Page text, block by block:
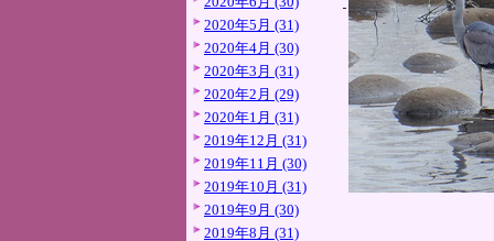
2020年5月 (31)
2020年4月 (30)
2020年3月 (31)
2020年2月 (29)
2020年1月 (31)
2019年12月 (31)
2019年11月 (30)
2019年10月 (31)
2019年9月 (30)
2019年8月 (31)